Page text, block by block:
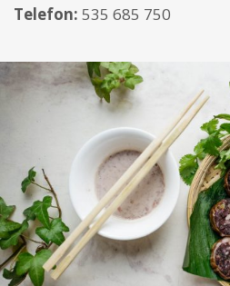
Telefon: 535 685 750